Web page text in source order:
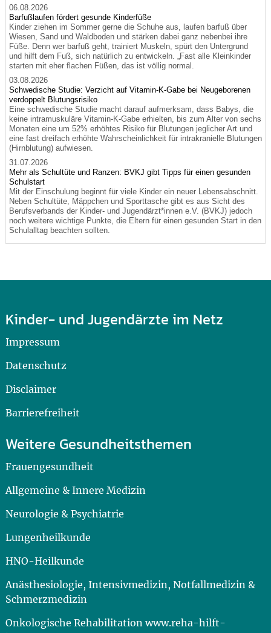
06.08.2026
Barfußlaufen fördert gesunde Kinderfüße
Kinder ziehen im Sommer gerne die Schuhe aus, laufen barfuß über
Wiesen, Sand und Waldboden und stärken dabei ganz nebenbei ihre
Füße. Denn wer barfuß geht, trainiert Muskeln, spürt den Untergrund
und hilft dem Fuß, sich natürlich zu entwickeln. „Fast alle Kleinkinder
starten mit eher flachen Füßen, das ist völlig normal.
03.08.2026
Schwedische Studie: Verzicht auf Vitamin-K-Gabe bei Neugeborenen
verdoppelt Blutungsrisiko
Eine schwedische Studie macht darauf aufmerksam, dass Babys, die
keine intramuskuläre Vitamin-K-Gabe erhielten, bis zum Alter von sechs
Monaten eine um 52% erhöhtes Risiko für Blutungen jeglicher Art und
eine fast dreifach erhöhte Wahrscheinlichkeit für intrakranielle Blutungen
(Hirnblutung) aufwiesen.
31.07.2026
Mehr als Schultüte und Ranzen: BVKJ gibt Tipps für einen gesunden
Schulstart
Mit der Einschulung beginnt für viele Kinder ein neuer Lebensabschnitt.
Neben Schultüte, Mäppchen und Sporttasche gibt es aus Sicht des
Berufsverbands der Kinder- und Jugendärzt*innen e.V. (BVKJ) jedoch
noch weitere wichtige Punkte, die Eltern für einen gesunden Start in den
Schulalltag beachten sollten.
Kinder- und Jugendärzte im Netz
Impressum
Datenschutz
Disclaimer
Barrierefreiheit
Weitere Gesundheitsthemen
Frauengesundheit
Allgemeine & Innere Medizin
Neurologie & Psychiatrie
Lungenheilkunde
HNO-Heilkunde
Anästhesiologie, Intensivmedizin, Notfallmedizin &
Schmerzmedizin
Onkologische Rehabilitation www.reha-hilft-